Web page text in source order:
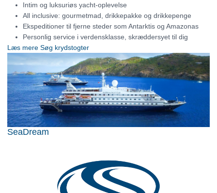
Intim og luksuriøs yacht-oplevelse
All inclusive: gourmetmad, drikkepakke og drikkepenge
Ekspeditioner til fjerne steder som Antarktis og Amazonas
Personlig service i verdensklasse, skræddersyet til dig
Læs mere Søg krydstogter
SeaDream